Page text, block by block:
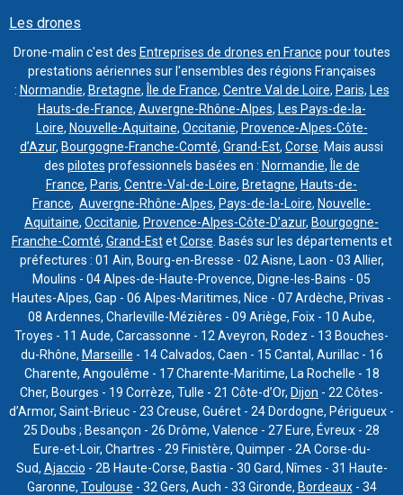
Les drones
Drone-malin c'est des Entreprises de drones en France pour toutes
prestations aériennes sur l'ensembles des régions Françaises
: Normandie, Bretagne, Île de France, Centre Val de Loire, Paris, Les
Hauts-de-France, Auvergne-Rhône-Alpes, Les Pays-de-la-
Loire, Nouvelle-Aquitaine, Occitanie, Provence-Alpes-Côte-
d’Azur, Bourgogne-Franche-Comté, Grand-Est, Corse . Mais aussi
des pilotes professionnels basées en : Normandie,
Île de
France, Paris, Centre-Val-de-Loire, Bretagne, Hauts-de-
France, Auvergne-Rhône-Alpes, Pays-de-la-Loire, Nouvelle-
Aquitaine, Occitanie, Provence-Alpes-Côte-D’azur, Bourgogne-
Franche-Comté, Grand-EstetCorse . Basés sur les départements et
préfectures : 01 Ain, Bourg-en-Bresse - 02 Aisne, Laon - 03 Allier,
Moulins - 04 Alpes-de-Haute-Provence, Digne-les-Bains - 05
Hautes-Alpes, Gap - 06 Alpes-Maritimes, Nice - 07 Ardèche, Privas -
08 Ardennes, Charleville-Mézières - 09 Ariège, Foix - 10 Aube,
Troyes - 11 Aude, Carcassonne - 12 Aveyron, Rodez - 13 Bouches-
du-Rhône, Marseille - 14 Calvados, Caen - 15 Cantal, Aurillac - 16
Charente, Angoulême - 17 Charente-Maritime, La Rochelle - 18
Cher, Bourges - 19 Corrèze, Tulle - 21 Côte-d’Or, Dijon - 22 Côtes-
d’Armor, Saint-Brieuc - 23 Creuse, Guéret - 24 Dordogne, Périgueux -
25 Doubs ; Besançon - 26 Drôme, Valence - 27 Eure, Évreux - 28
Eure-et-Loir, Chartres - 29 Finistère, Quimper - 2A Corse-du-
Sud, Ajaccio - 2B Haute-Corse, Bastia - 30 Gard, Nîmes - 31 Haute-
Garonne, Toulouse - 32 Gers, Auch - 33 Gironde, Bordeaux- 34